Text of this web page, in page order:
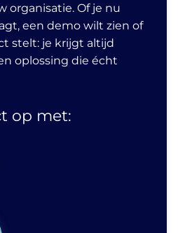
organisatie. Of je nu
een demo wilt zien of
stelt: je krijgt altijd
oplossing die écht
op met: